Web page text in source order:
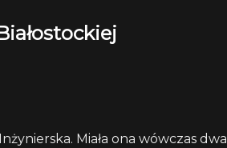
Miała ona wówczas dwa